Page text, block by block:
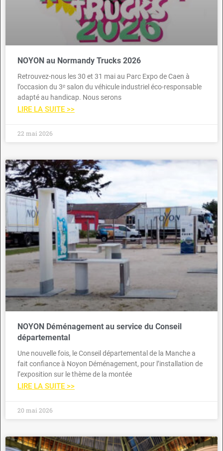
NOYON au Normandy Trucks 2026
Retrouvez-nous les 30 et 31 mai au Parc Expo de Caen à
l’occasion du 3ᵉ salon du véhicule industriel éco-responsable
adapté au handicap. Nous serons
LIRE LA SUITE >>
22 mai 2026
NOYON Déménagement au service du Conseil
départemental
Une nouvelle fois, le Conseil départemental de la Manche a
fait confiance à Noyon Déménagement, pour l’installation de
l’exposition sur le thème de la montée
LIRE LA SUITE >>
20 mai 2026